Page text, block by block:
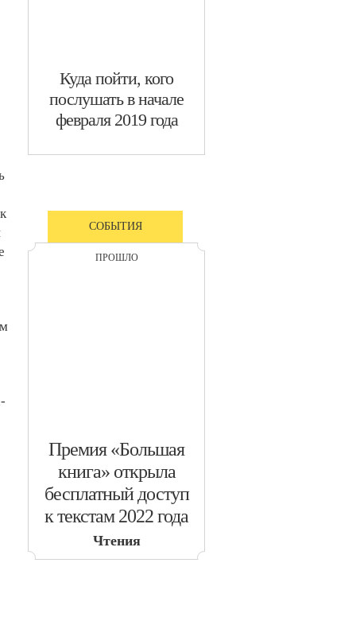
​Куда пойти, кого
послушать в начале
февраля 2019 года
СОБЫТИЯ
ПРОШЛО
​Премия «Большая
книга» открыла
бесплатный доступ
к текстам 2022 года
Чтения